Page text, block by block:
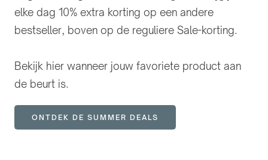
elke dag 10% extra korting op een andere
bestseller, boven op de reguliere Sale-korting.
Bekijk hier wanneer jouw favoriete product aan
de beurt is.
ONTDEK DE SUMMER DEALS